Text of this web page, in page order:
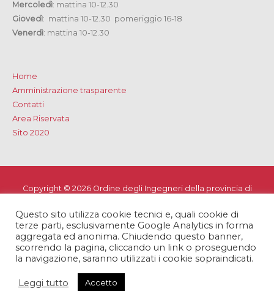
Mercoledì: mattina 10-12.30
Giovedì: mattina 10-12.30 pomeriggio 16-18
Venerdì: mattina 10-12.30
Home
Amministrazione trasparente
Contatti
Area Riservata
Sito 2020
Copyright © 2026 Ordine degli Ingegneri della provincia di
Privacy e Cookie Policy-Note Legali -Dichiarazione di
accessibilità
Questo sito utilizza cookie tecnici e, quali cookie di
terze parti, esclusivamente Google Analytics in forma
aggregata ed anonima. Chiudendo questo banner,
scorrendo la pagina, cliccando un link o proseguendo
la navigazione, saranno utilizzati i cookie sopraindicati.
Leggi tutto Accetto